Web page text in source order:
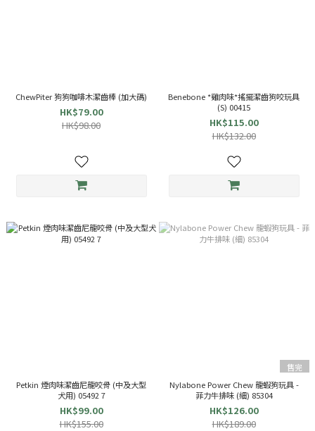
ChewPiter 狗狗咖啡木潔齒棒 (加大碼)
HK$79.00
HK$98.00
Benebone *雞肉味*搖擺潔齒狗咬玩具
(S) 00415
HK$115.00
HK$132.00
Petkin 煙肉味潔齒尼龍咬骨 (中及大型
犬用) 05492 7
HK$99.00
HK$155.00
售完
Nylabone Power Chew 龍蝦狗玩具 -
菲力牛排味 (細) 85304
HK$126.00
HK$189.00